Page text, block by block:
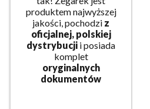
produktem najwyższej
jakości, pochodzi z
oficjalnej, polskiej
dystrybucji i posiada
komplet
oryginalnych
dokumentów